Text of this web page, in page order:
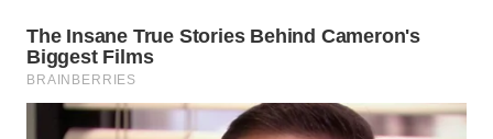
INFRASTRUKTUR
WAHANA
KONSUMEN